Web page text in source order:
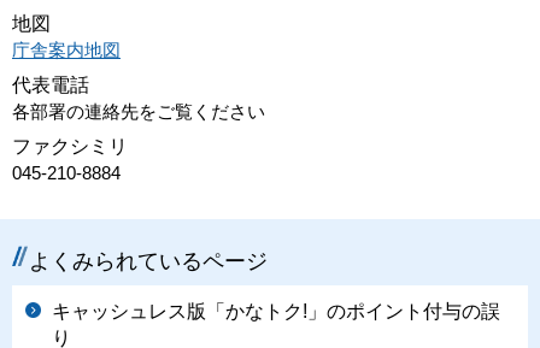
地図
庁舎案内地図
代表電話
各部署の連絡先をご覧ください
ファクシミリ
045-210-8884
よくみられているページ
キャッシュレス版「かなトク!」のポイント付与の誤
り